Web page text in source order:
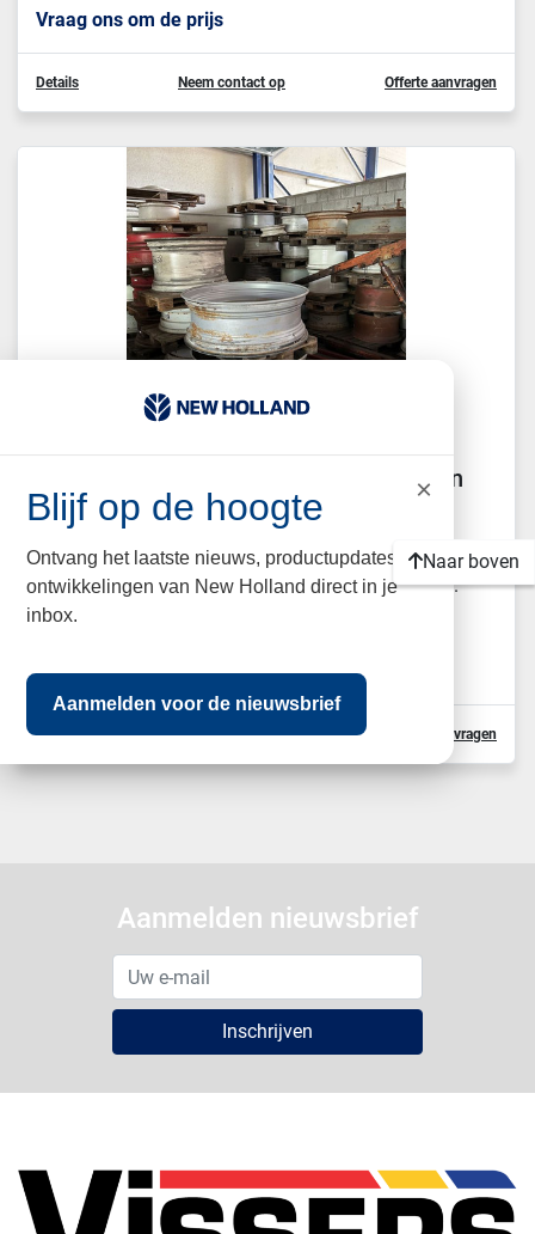
Vraag ons om de prijs
Details Neem contact op Offerte aanvragen
2023 New Holland verschillende soorten
velgen
zie lijst: 4296 2 velgen 12x38 8 gaats velgen 203 mm
steek 32 mm boutgat diameter 141 mm naaf dia...
Vraag ons om de prijs
Details Neem contact op Offerte aanvragen
Naar boven
Aanmelden nieuwsbrief
Inschrijven
×
Blijf op de hoogte
Ontvang het laatste nieuws, productupdates en
ontwikkelingen van New Holland direct in je
inbox.
Aanmelden voor de nieuwsbrief